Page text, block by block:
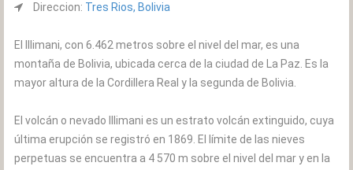
Direccion: Tres Rios, Bolivia
El Illimani, con 6.462 metros sobre el nivel del mar, es una
montaña de Bolivia, ubicada cerca de la ciudad de La Paz. Es la
mayor altura de la Cordillera Real y la segunda de Bolivia.
El volcán o nevado Illimani es un estrato volcán extinguido, cuya
última erupción se registró en 1869. El límite de las nieves
perpetuas se encuentra a 4 570 m sobre el nivel del mar y en la